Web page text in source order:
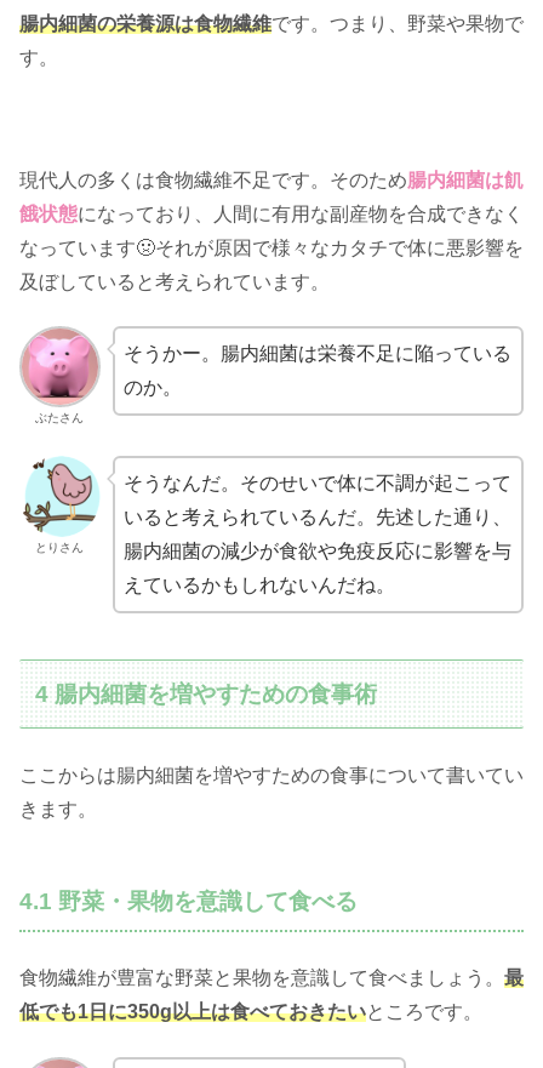
腸内細菌の栄養源は食物繊維です。つまり、野菜や果物で
す。
現代人の多くは食物繊維不足です。そのため腸内細菌は飢
餓状態になっており、人間に有用な副産物を合成できなく
なっています🤢それが原因で様々なカタチで体に悪影響を
及ぼしていると考えられています。
ぶたさん
そうかー。腸内細菌は栄養不足に陥っている
のか。
とりさん
そうなんだ。そのせいで体に不調が起こって
いると考えられているんだ。先述した通り、
腸内細菌の減少が食欲や免疫反応に影響を与
えているかもしれないんだね。
4 腸内細菌を増やすための食事術
ここからは腸内細菌を増やすための食事について書いてい
きます。
4.1 野菜・果物を意識して食べる
食物繊維が豊富な野菜と果物を意識して食べましょう。 最
低でも1日に350g以上は食べておきたいところです。